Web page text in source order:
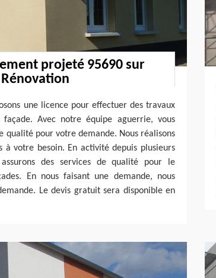
projeté 95690 sur
Rénovation
une licence pour effectuer des travaux
Avec notre équipe aguerrie, vous
qualité pour votre demande. Nous réalisons
à votre besoin. En activité depuis plusieurs
des services de qualité pour le
En nous faisant une demande, nous
Le devis gratuit sera disponible en